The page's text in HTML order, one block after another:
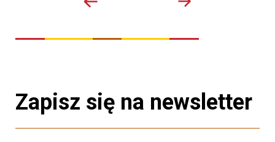
Zapisz się na newsletter